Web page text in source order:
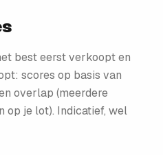
best eerst verkoopt en
scores op basis van
overlap (meerdere
op je lot). Indicatief, wel